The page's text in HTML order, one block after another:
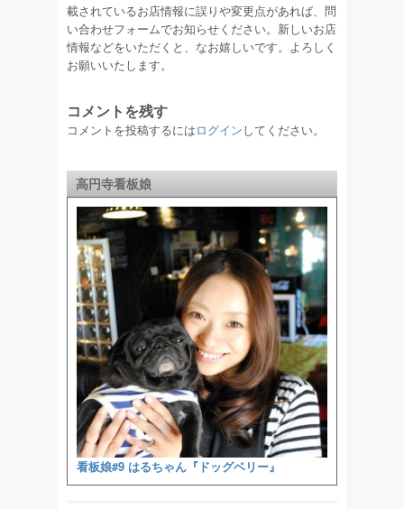
載されているお店情報に誤りや変更点があれば、問
い合わせフォームでお知らせください。新しいお店
情報などをいただくと、なお嬉しいです。よろしく
お願いいたします。
コメントを残す
コメントを投稿するにはログインしてください。
高円寺看板娘
看板娘#9 はるちゃん『ドッグベリー』